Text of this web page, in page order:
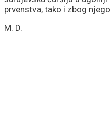
prvenstva, tako i zbog
M. D.